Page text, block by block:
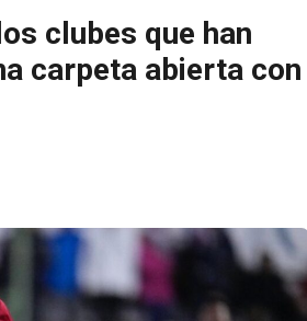
clubes que han
carpeta abierta con